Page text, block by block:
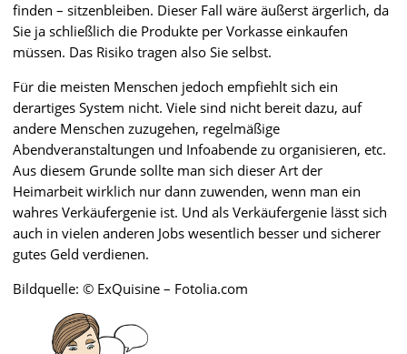
finden – sitzenbleiben. Dieser Fall wäre äußerst ärgerlich, da
Sie ja schließlich die Produkte per Vorkasse einkaufen
müssen. Das Risiko tragen also Sie selbst.
Für die meisten Menschen jedoch empfiehlt sich ein
derartiges System nicht. Viele sind nicht bereit dazu, auf
andere Menschen zuzugehen, regelmäßige
Abendveranstaltungen und Infoabende zu organisieren, etc.
Aus diesem Grunde sollte man sich dieser Art der
Heimarbeit wirklich nur dann zuwenden, wenn man ein
wahres Verkäufergenie ist. Und als Verkäufergenie lässt sich
auch in vielen anderen Jobs wesentlich besser und sicherer
gutes Geld verdienen.
Bildquelle: © ExQuisine – Fotolia.com